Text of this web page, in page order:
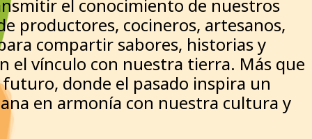
el conocimiento de nuestros
productores, cocineros, artesanos,
compartir sabores, historias y
el vínculo con nuestra tierra. Más que
donde el pasado inspira un
en armonía con nuestra cultura y